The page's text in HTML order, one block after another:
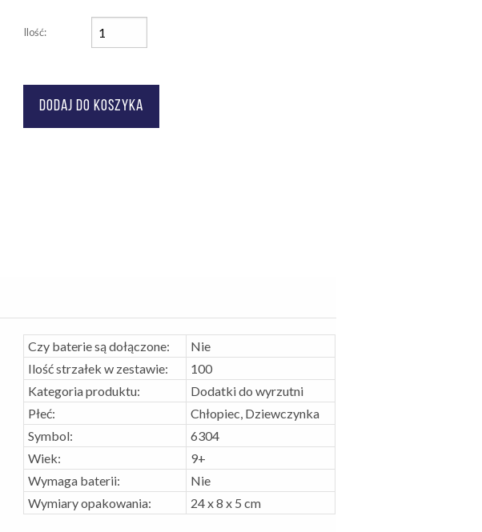
Ilość:
Czy baterie są dołączone:
Nie
Ilość strzałek w zestawie:
100
Kategoria produktu:
Dodatki do wyrzutni
Płeć:
Chłopiec, Dziewczynka
Symbol:
6304
Wiek:
9+
Wymaga baterii:
Nie
Wymiary opakowania:
24 x 8 x 5 cm